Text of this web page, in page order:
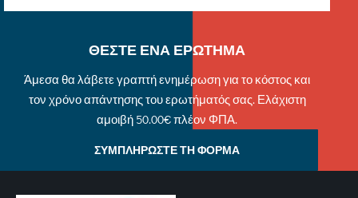
ΘΕΣΤΕ ΕΝΑ ΕΡΩΤΗΜΑ
Άμεσα θα λάβετε γραπτή ενημέρωση για το κόστος και
τον χρόνο απάντησης του ερωτήματός σας. Ελάχιστη
αμοιβή 50.00€ πλέον ΦΠΑ.
ΣΥΜΠΛΗΡΩΣΤΕ ΤΗ ΦΟΡΜΑ